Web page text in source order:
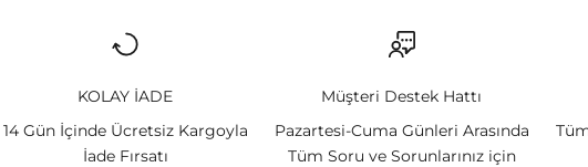
KOLAY İADE
14 Gün İçinde Ücretsiz Kargoyla
İade Fırsatı
Müşteri Destek Hattı
Pazartesi-Cuma Günleri Arasında
Tüm Soru ve Sorunlarınız için